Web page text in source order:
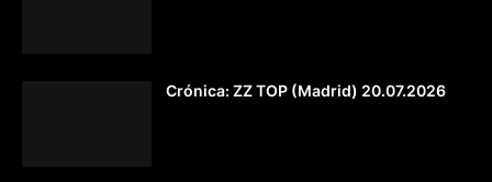
Crónica: ZZ TOP (Madrid) 20.07.2026